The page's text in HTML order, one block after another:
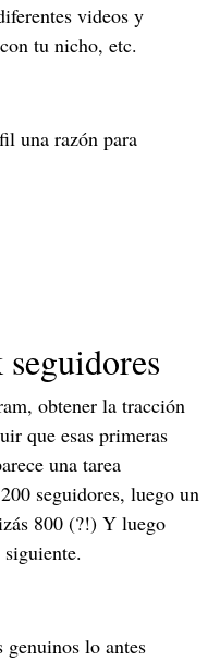
videos y
tu nicho, etc.
una razón para
obtener la tracción
que esas primeras
una tarea
seguidores, luego un
800 (?!) Y luego
genuinos lo antes